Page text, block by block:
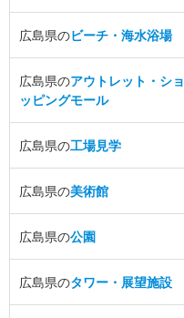
広島県のビーチ・海水浴場
広島県のアウトレット・ショ
ッピングモール
広島県の工場見学
広島県の美術館
広島県の公園
広島県のタワー・展望施設